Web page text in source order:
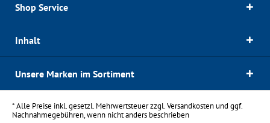
Shop Service
Inhalt
Unsere Marken im Sortiment
* Alle Preise inkl. gesetzl. Mehrwertsteuer zzgl.Versandkostenund ggf.
Nachnahmegebühren, wenn nicht anders beschrieben